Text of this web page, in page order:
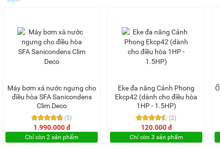
Máy bơm xả nước ngưng cho
điều hòa SFA Sanicondens
Clim Deco
(5)
1.990.000 đ
Chỉ còn 2 sản phẩm
Eke đa năng Cảnh Phong
Ekcp42 (dành cho điều hòa
1HP - 1.5HP)
(2)
120.000 đ
Chỉ còn 3 sản phẩm